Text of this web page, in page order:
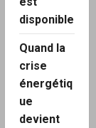
disponible
Quand la
crise
énergétiq
ue
devient